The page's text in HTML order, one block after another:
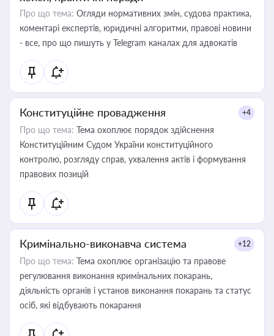
Про що тема: Огляди нормативних змін, судова практика,
коментарі експертів, юридичні алгоритми, правові новини
- все, про що пишуть у Telegram каналах для адвокатів
Конституційне провадження +4
Про що тема: Тема охоплює порядок здійснення
Конституційним Судом України конституційного
контролю, розгляду справ, ухвалення актів і формування
правових позицій
Кримінально-виконавча система +12
Про що тема: Тема охоплює організацію та правове
регулювання виконання кримінальних покарань,
діяльність органів і установ виконання покарань та статус
осіб, які відбувають покарання